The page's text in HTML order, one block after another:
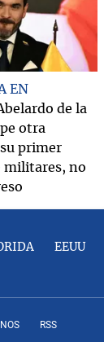
EN
de la
otra
primer
militares, no
EEUU
RSS